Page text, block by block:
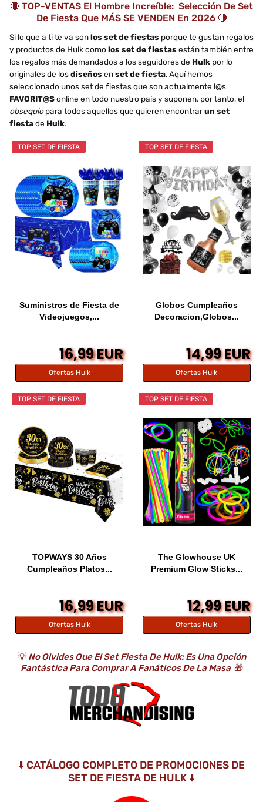
🔴 TOP-VENTAS El Hombre Increíble: Selección De Set
De Fiesta Que MÁS SE VENDEN En 2026 🔴
Si lo que a ti te va sonlos set de fiestas porque te gustan regalos
y productos de Hulk comolos set de fiestas están también entre
los regalos más demandados a los seguidores de Hulk por lo
originales de losdiseños enset de fiesta. Aquí hemos
seleccionado unos set de fiestas que son actualmente l@s
FAVORIT@Sonline en todo nuestro país y suponen, por tanto, el
obsequiopara todos aquellos que quieren encontrarun set
fiestade Hulk.
TOP SET DE FIESTA
Suministros de Fiesta de
Videojuegos,...
16,99 EUR
Ofertas Hulk
TOP SET DE FIESTA
Globos Cumpleaños
Decoracion,Globos...
14,99 EUR
Ofertas Hulk
TOP SET DE FIESTA
TOPWAYS 30 Años
Cumpleaños Platos...
16,99 EUR
Ofertas Hulk
TOP SET DE FIESTA
The Glowhouse UK
Premium Glow Sticks...
12,99 EUR
Ofertas Hulk
💡No Olvides Que El Set Fiesta De Hulk: Es Una Opción
Fantástica Para Comprar A Fanáticos De La Masa 🎁
⬇️ CATÁLOGO COMPLETO DE PROMOCIONES DE
SET DE FIESTA DE HULK ⬇️